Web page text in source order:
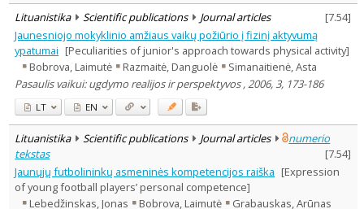
Lituanistika Scientific publications Journal articles [7.54]
Jaunesniojo mokyklinio amžiaus vaikų požiūrio į fizinį aktyvumą
ypatumai [Peculiarities of junior's approach towards physical activity]
Bobrova, Laimutė
Razmaitė, Danguolė
Simanaitienė, Asta
Pasaulis vaikui: ugdymo realijos ir perspektyvos , 2006, 3, 173-186
LT EN
Lituanistika Scientific publications Journal articles
numerio
tekstas
[7.54]
Jaunųjų futbolininkų asmeninės kompetencijos raiška [Expression
of young football players’ personal competence]
Lebedžinskas, Jonas
Bobrova, Laimutė
Grabauskas, Arūnas